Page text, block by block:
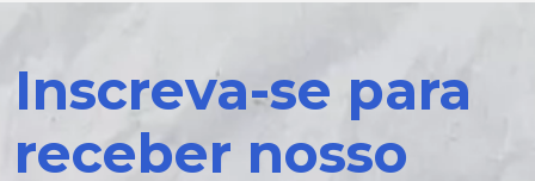
Inscreva-se para
receber nosso